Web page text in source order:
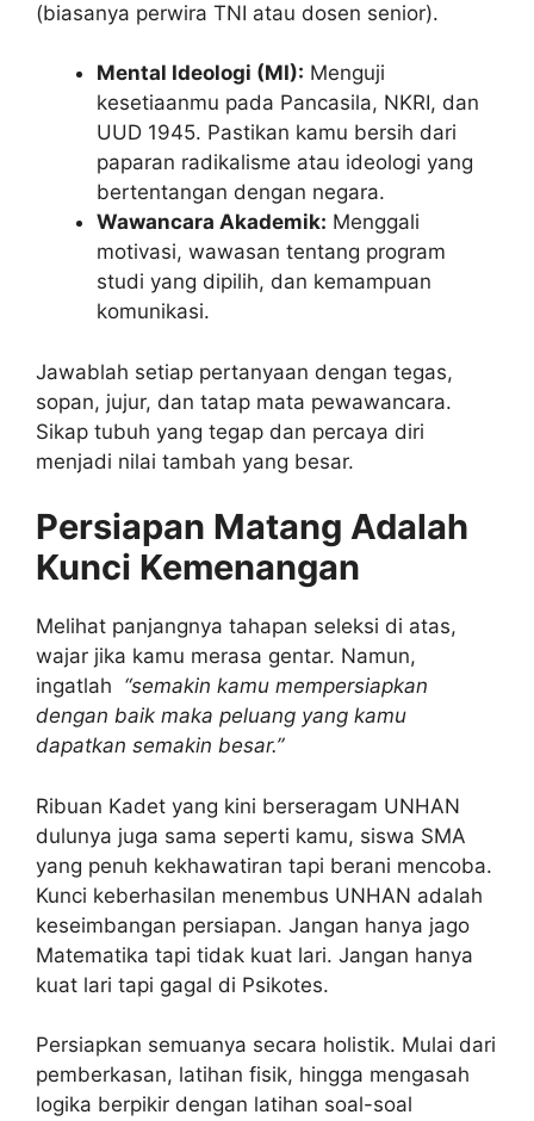
(biasanya perwira TNI atau dosen senior).
Mental Ideologi (MI): Menguji
kesetiaanmu pada Pancasila, NKRI, dan
UUD 1945. Pastikan kamu bersih dari
paparan radikalisme atau ideologi yang
bertentangan dengan negara.
Wawancara Akademik: Menggali
motivasi, wawasan tentang program
studi yang dipilih, dan kemampuan
komunikasi.
Jawablah setiap pertanyaan dengan tegas,
sopan, jujur, dan tatap mata pewawancara.
Sikap tubuh yang tegap dan percaya diri
menjadi nilai tambah yang besar.
Persiapan Matang Adalah
Kunci Kemenangan
Melihat panjangnya tahapan seleksi di atas,
wajar jika kamu merasa gentar. Namun,
ingatlah “semakin kamu mempersiapkan
dengan baik maka peluang yang kamu
dapatkan semakin besar.”
Ribuan Kadet yang kini berseragam UNHAN
dulunya juga sama seperti kamu, siswa SMA
yang penuh kekhawatiran tapi berani mencoba.
Kunci keberhasilan menembus UNHAN adalah
keseimbangan persiapan. Jangan hanya jago
Matematika tapi tidak kuat lari. Jangan hanya
kuat lari tapi gagal di Psikotes.
Persiapkan semuanya secara holistik. Mulai dari
pemberkasan, latihan fisik, hingga mengasah
logika berpikir dengan latihan soal-soal